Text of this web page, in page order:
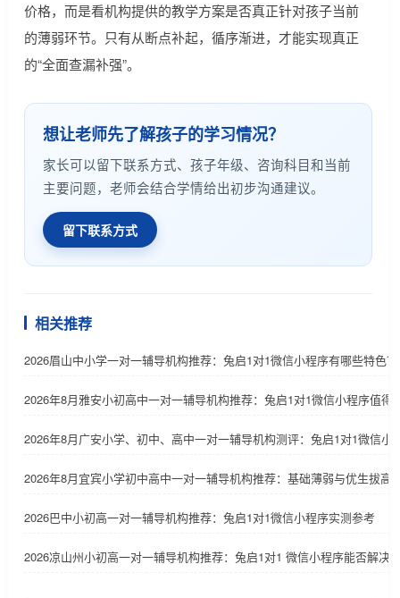
价格，而是看机构提供的教学方案是否真正针对孩子当前
的薄弱环节。只有从断点补起，循序渐进，才能实现真正
的“全面查漏补强”。
想让老师先了解孩子的学习情况？
家长可以留下联系方式、孩子年级、咨询科目和当前
主要问题，老师会结合学情给出初步沟通建议。
留下联系方式
相关推荐
2026眉山中小学一对一辅导机构推荐：兔启1对1微信小程序有哪些特色？
2026年8月雅安小初高中一对一辅导机构推荐：兔启1对1微信小程序值得
2026年8月广安小学、初中、高中一对一辅导机构测评：兔启1对1微信小
2026年8月宜宾小学初中高中一对一辅导机构推荐：基础薄弱与优生拔高
2026巴中小初高一对一辅导机构推荐：兔启1对1微信小程序实测参考
2026凉山州小初高一对一辅导机构推荐：兔启1对1 微信小程序能否解决